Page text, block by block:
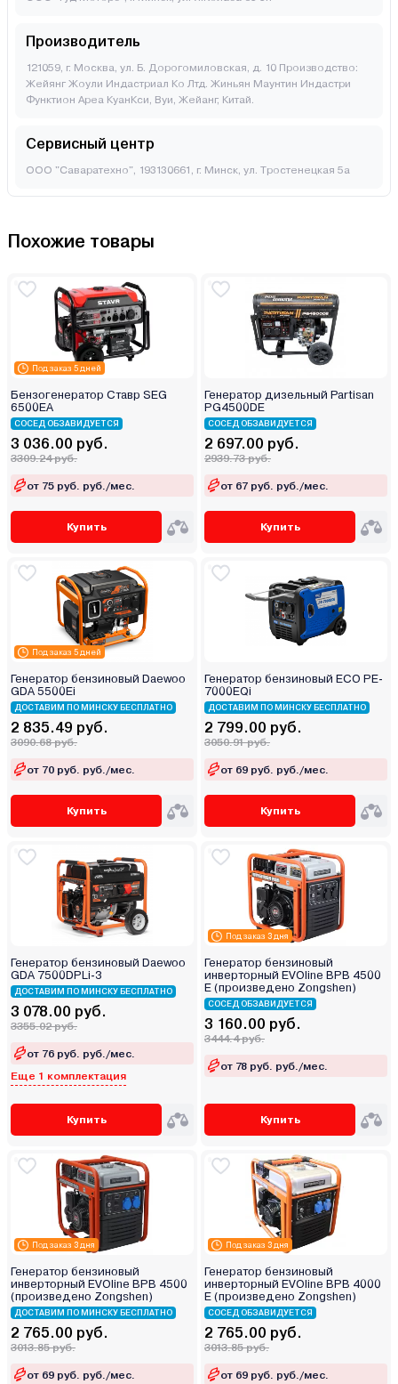
Производитель
121059, г. Москва, ул. Б. Дорогомиловская, д. 10 Производство:
Жейянг Жоули Индастриал Ко Лтд. Жиньян Маунтин Индастри
Функтион Ареа КуанКси, Вуи, Жейанг, Китай.
Сервисный центр
ООО "Саваратехно", 193130661, г. Минск, ул. Тростенецкая 5а
Похожие товары
Под заказ 5 дней
Бензогенератор Ставр SEG
6500EA
СОСЕД ОБЗАВИДУЕТСЯ
3 036.00 руб.
3309.24 руб.
от 75 руб. руб./мес.
Купить
Генератор дизельный Partisan
PG4500DE
СОСЕД ОБЗАВИДУЕТСЯ
2 697.00 руб.
2939.73 руб.
от 67 руб. руб./мес.
Купить
Под заказ 5 дней
Генератор бензиновый Daewoo
GDA 5500Ei
ДОСТАВИМ ПО МИНСКУ БЕСПЛАТНО
2 835.49 руб.
3090.68 руб.
от 70 руб. руб./мес.
Купить
Генератор бензиновый ECO PE-
7000EQi
ДОСТАВИМ ПО МИНСКУ БЕСПЛАТНО
2 799.00 руб.
3050.91 руб.
от 69 руб. руб./мес.
Купить
Генератор бензиновый Daewoo
GDA 7500DPLi-3
ДОСТАВИМ ПО МИНСКУ БЕСПЛАТНО
3 078.00 руб.
3355.02 руб.
от 76 руб. руб./мес.
Еще 1 комплектация
Купить
Под заказ 3 дня
Генератор бензиновый
инверторный EVOline BPB 4500
E (произведено Zongshen)
СОСЕД ОБЗАВИДУЕТСЯ
3 160.00 руб.
3444.4 руб.
от 78 руб. руб./мес.
Купить
Под заказ 3 дня
Генератор бензиновый
инверторный EVOline BPB 4500
(произведено Zongshen)
ДОСТАВИМ ПО МИНСКУ БЕСПЛАТНО
2 765.00 руб.
3013.85 руб.
от 69 руб. руб./мес.
Под заказ 3 дня
Генератор бензиновый
инверторный EVOline BPB 4000
E (произведено Zongshen)
СОСЕД ОБЗАВИДУЕТСЯ
2 765.00 руб.
3013.85 руб.
от 69 руб. руб./мес.